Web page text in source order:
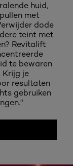
huid,
met
dode
teint met
Revitalift
te bewaren
Krijg je
resultaten
gebruiken